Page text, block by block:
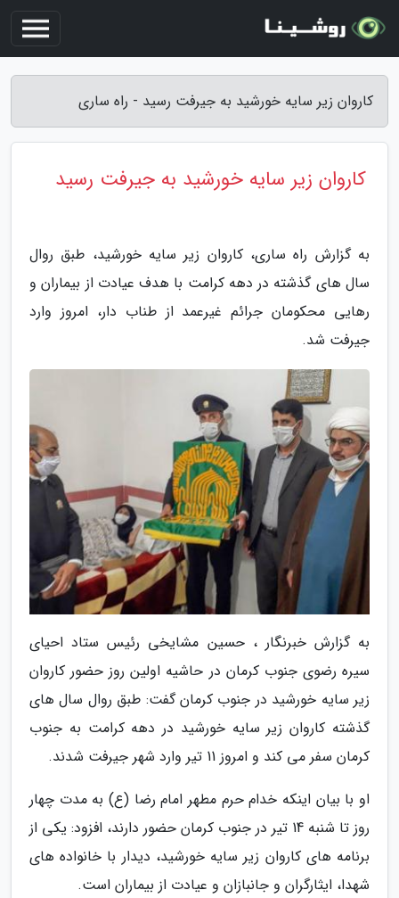
کاروان زیر سایه خورشید به جیرفت رسید - راه ساری
کاروان زیر سایه خورشید به جیرفت رسید
به گزارش راه ساری، کاروان زیر سایه خورشید، طبق روال
سال های گذشته در دهه کرامت با هدف عیادت از بیماران و
رهایی محکومان جرائم غیرعمد از طناب دار، امروز وارد
جیرفت شد.
به گزارش خبرنگار ، حسین مشایخی رئیس ستاد احیای
سیره رضوی جنوب کرمان در حاشیه اولین روز حضور کاروان
زیر سایه خورشید در جنوب کرمان گفت: طبق روال سال های
گذشته کاروان زیر سایه خورشید در دهه کرامت به جنوب
کرمان سفر می کند و امروز 11 تیر وارد شهر جیرفت شدند.
او با بیان اینکه خدام حرم مطهر امام رضا (ع) به مدت چهار
روز تا شنبه 14 تیر در جنوب کرمان حضور دارند، افزود: یکی از
برنامه های کاروان زیر سایه خورشید، دیدار با خانواده های
شهدا، ایثارگران و جانبازان و عیادت از بیماران است.